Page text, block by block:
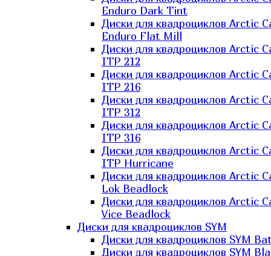
Enduro Dark Tint
Диски для квадроциклов Arctic
Enduro Flat Mill
Диски для квадроциклов Arctic
ITP 212
Диски для квадроциклов Arctic
ITP 216
Диски для квадроциклов Arctic
ITP 312
Диски для квадроциклов Arctic
ITP 316
Диски для квадроциклов Arctic
ITP Hurricane
Диски для квадроциклов Arctic
Lok Beadlock
Диски для квадроциклов Arctic
Vice Beadlock
Диски для квадроциклов SYM
Диски для квадроциклов SYM
Диски для квадроциклов SYM